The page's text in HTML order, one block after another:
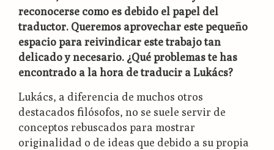
reconocerse como es debido el papel del
traductor. Queremos aprovechar este pequeño
espacio para reivindicar este trabajo tan
delicado y necesario. ¿Qué problemas te has
encontrado a la hora de traducir a Lukács?
Lukács, a diferencia de muchos otros
destacados filósofos, no se suele servir de
conceptos rebuscados para mostrar
originalidad o de ideas que debido a su propia